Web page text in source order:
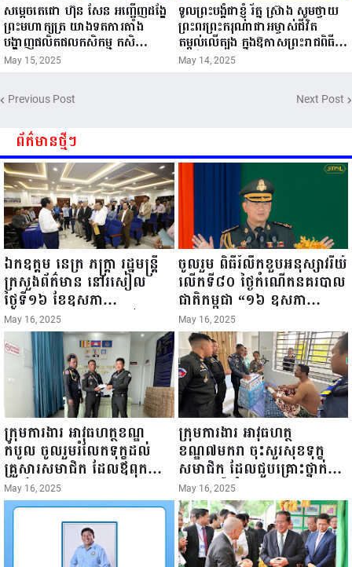
សម្តេចតេជោ ហ៊ុន សែន អញ្ជើញដង្ហែ
ព្រះមហាក្សត្រ យាងទតការតាំង
បង្ហាញផលិតផលកសិកម្ម កសិ
ឧស្សាហកម្ម និងសិប្បកម្ម ក្នុងព្រះរាជ
May 15, 2025
ទូលព្រះបង្គំជាខ្ញុំ រ័ត្ន ស្រ៊ាង សូមថ្វាយ
ព្រះពរព្រះករុណាជាអម្ចាស់ជីវិត
តម្កល់លើត្បូង ក្នុងឱកាសព្រះរាជពិធី
ចម្រើនព្រះជន្ម គម្រប់ខួប៧២ យាងចូល
May 14, 2025
Previous Post Next Post
ព័ត៌មានថ្មីៗ
ឯកឧត្តម នេត្រ ភក្ត្រា រដ្ឋមន្ត្រី
ក្រសួងព័ត៌មាន នៅរសៀល
ថ្ងៃទី១៦ ខែឧសភា
ឆ្នាំ២០២៥នេះ បានអញ្ជើញចុះ
ធ្វើជំរឿនថ្នាក់ដឹកនាំមន្ត្រីរាជ
ការស៉ីវិល នៃក្រសួងព័ត៌មាន...
May 16, 2025
ចូលរួម ពិធីរំលឹកខួបអនុស្សាវរីយ៍
លើកទី៨០ ថ្ងៃកំណើតនគរបាល
ជាតិកម្ពុជា “១៦ ឧសភា
១៩៤៥ ~ ១៦ ឧសភា
២០២៥”...
May 16, 2025
ក្រុមការងារ អាវុធហត្ថខណ្ឌ
កំបូល ចូលរួមរំលែកទុក្ខដល់
គ្រួសារសមាជិក ដែលឪពុកក្មេក
របស់លោកទទួលមរណៈភាព!
May 16, 2025
ក្រុមការងារ អាវុធហត្ថ
ខណ្ឌ៧មករា ចុះសួរសុខទុក្ខ
សមាជិក ដែលជួបគ្រោះថ្នាក់
ចរាចរណ៍ កំពុងសម្រាកព្យាបាល
នៅមន្ទីរពេទ្យ!
May 16, 2025